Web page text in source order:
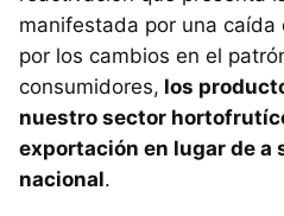
manifestada por una
por los cambios en el
consumidores, los
nuestro sector
exportación en lugar de a
nacional.